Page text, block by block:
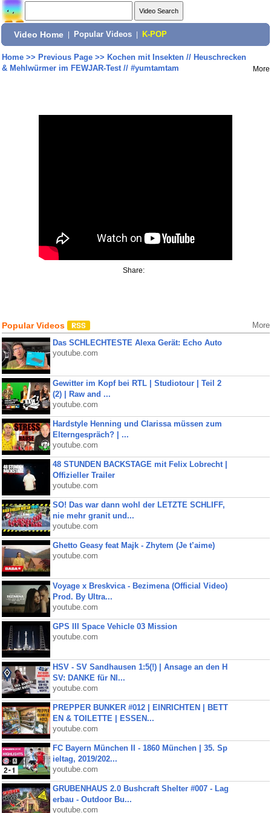
Video Home Popular Videos K-POP
Home>> Previous Page>> Kochen mit Insekten // Heuschrecken
& Mehlwürmer im FEWJAR-Test // #yumtamtam
More
Share:
Popular Videos More
Das SCHLECHTESTE Alexa Gerät: Echo Auto
youtube.com
Gewitter im Kopf bei RTL | Studiotour | Teil 2
(2) | Raw and ...
youtube.com
Hardstyle Henning und Clarissa müssen zum
Elterngespräch? | ...
youtube.com
48 STUNDEN BACKSTAGE mit Felix Lobrecht |
Offizieller Trailer
youtube.com
SO! Das war dann wohl der LETZTE SCHLIFF,
nie mehr granit und...
youtube.com
Ghetto Geasy feat Majk - Zhytem (Je t’aime)
youtube.com
Voyage x Breskvica - Bezimena (Official Video)
Prod. By Ultra...
youtube.com
GPS III Space Vehicle 03 Mission
youtube.com
HSV - SV Sandhausen 1:5(!) | Ansage an den H
SV: DANKE für NI...
youtube.com
PREPPER BUNKER #012 | EINRICHTEN | BETT
EN & TOILETTE | ESSEN...
youtube.com
FC Bayern München II - 1860 München | 35. Sp
ieltag, 2019/202...
youtube.com
GRUBENHAUS 2.0 Bushcraft Shelter #007 - Lag
erbau - Outdoor Bu...
youtube.com